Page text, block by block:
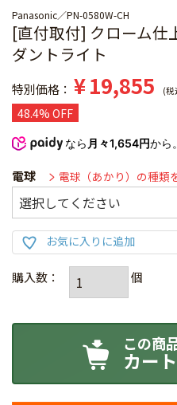
Panasonic PN-0580W-CH
[直付取付] クローム仕
ダントライト
特別価格 ¥19,855 税
48.4% OFF
なら 月々1,654円から
電球 電球（あかり）の種類
カー